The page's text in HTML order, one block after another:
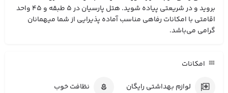
بروید و در شریعتی پیاده شوید. هتل پارسیان در 5 طبقه و 45 واحد
اقامتی با امکانات رفاهی مناسب آماده پذیرایی از شما میهمانان
گرامی می‌باشد.
امکانات
لوازم بهداشتی رایگان نظافت خوب